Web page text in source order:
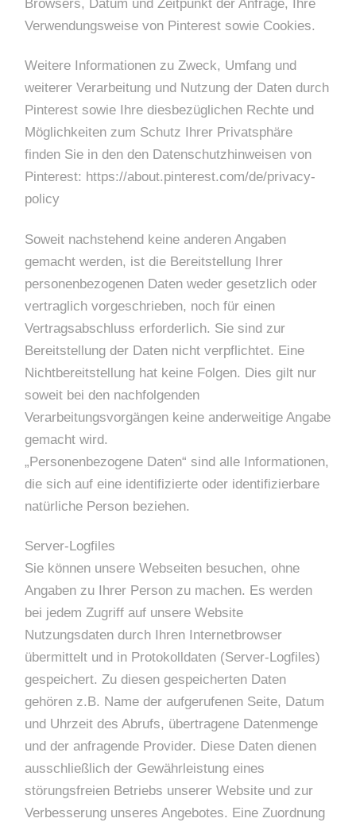
Browsers, Datum und Zeitpunkt der Anfrage, Ihre
Verwendungsweise von Pinterest sowie Cookies.
Weitere Informationen zu Zweck, Umfang und
weiterer Verarbeitung und Nutzung der Daten durch
Pinterest sowie Ihre diesbezüglichen Rechte und
Möglichkeiten zum Schutz Ihrer Privatsphäre
finden Sie in den den Datenschutzhinweisen von
Pinterest: https://about.pinterest.com/de/privacy-
policy
Soweit nachstehend keine anderen Angaben
gemacht werden, ist die Bereitstellung Ihrer
personenbezogenen Daten weder gesetzlich oder
vertraglich vorgeschrieben, noch für einen
Vertragsabschluss erforderlich. Sie sind zur
Bereitstellung der Daten nicht verpflichtet. Eine
Nichtbereitstellung hat keine Folgen. Dies gilt nur
soweit bei den nachfolgenden
Verarbeitungsvorgängen keine anderweitige Angabe
gemacht wird.
„Personenbezogene Daten“ sind alle Informationen,
die sich auf eine identifizierte oder identifizierbare
natürliche Person beziehen.
Server-Logfiles
Sie können unsere Webseiten besuchen, ohne
Angaben zu Ihrer Person zu machen. Es werden
bei jedem Zugriff auf unsere Website
Nutzungsdaten durch Ihren Internetbrowser
übermittelt und in Protokolldaten (Server-Logfiles)
gespeichert. Zu diesen gespeicherten Daten
gehören z.B. Name der aufgerufenen Seite, Datum
und Uhrzeit des Abrufs, übertragene Datenmenge
und der anfragende Provider. Diese Daten dienen
ausschließlich der Gewährleistung eines
störungsfreien Betriebs unserer Website und zur
Verbesserung unseres Angebotes. Eine Zuordnung